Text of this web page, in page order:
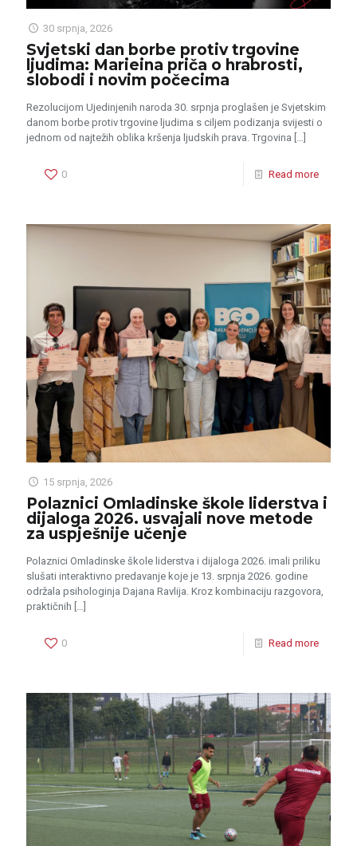
30 srpnja, 2026
Svjetski dan borbe protiv trgovine
ljudima: Marieina priča o hrabrosti,
slobodi i novim počecima
Rezolucijom Ujedinjenih naroda 30. srpnja proglašen je Svjetskim
danom borbe protiv trgovine ljudima s ciljem podizanja svijesti o
jednom od najtežih oblika kršenja ljudskih prava. Trgovina […]
0 Read more
15 srpnja, 2026
Polaznici Omladinske škole liderstva i
dijaloga 2026. usvajali nove metode
za uspješnije učenje
Polaznici Omladinske škole liderstva i dijaloga 2026. imali priliku
slušati interaktivno predavanje koje je 13. srpnja 2026. godine
održala psihologinja Dajana Ravlija. Kroz kombinaciju razgovora,
praktičnih
0 Read more